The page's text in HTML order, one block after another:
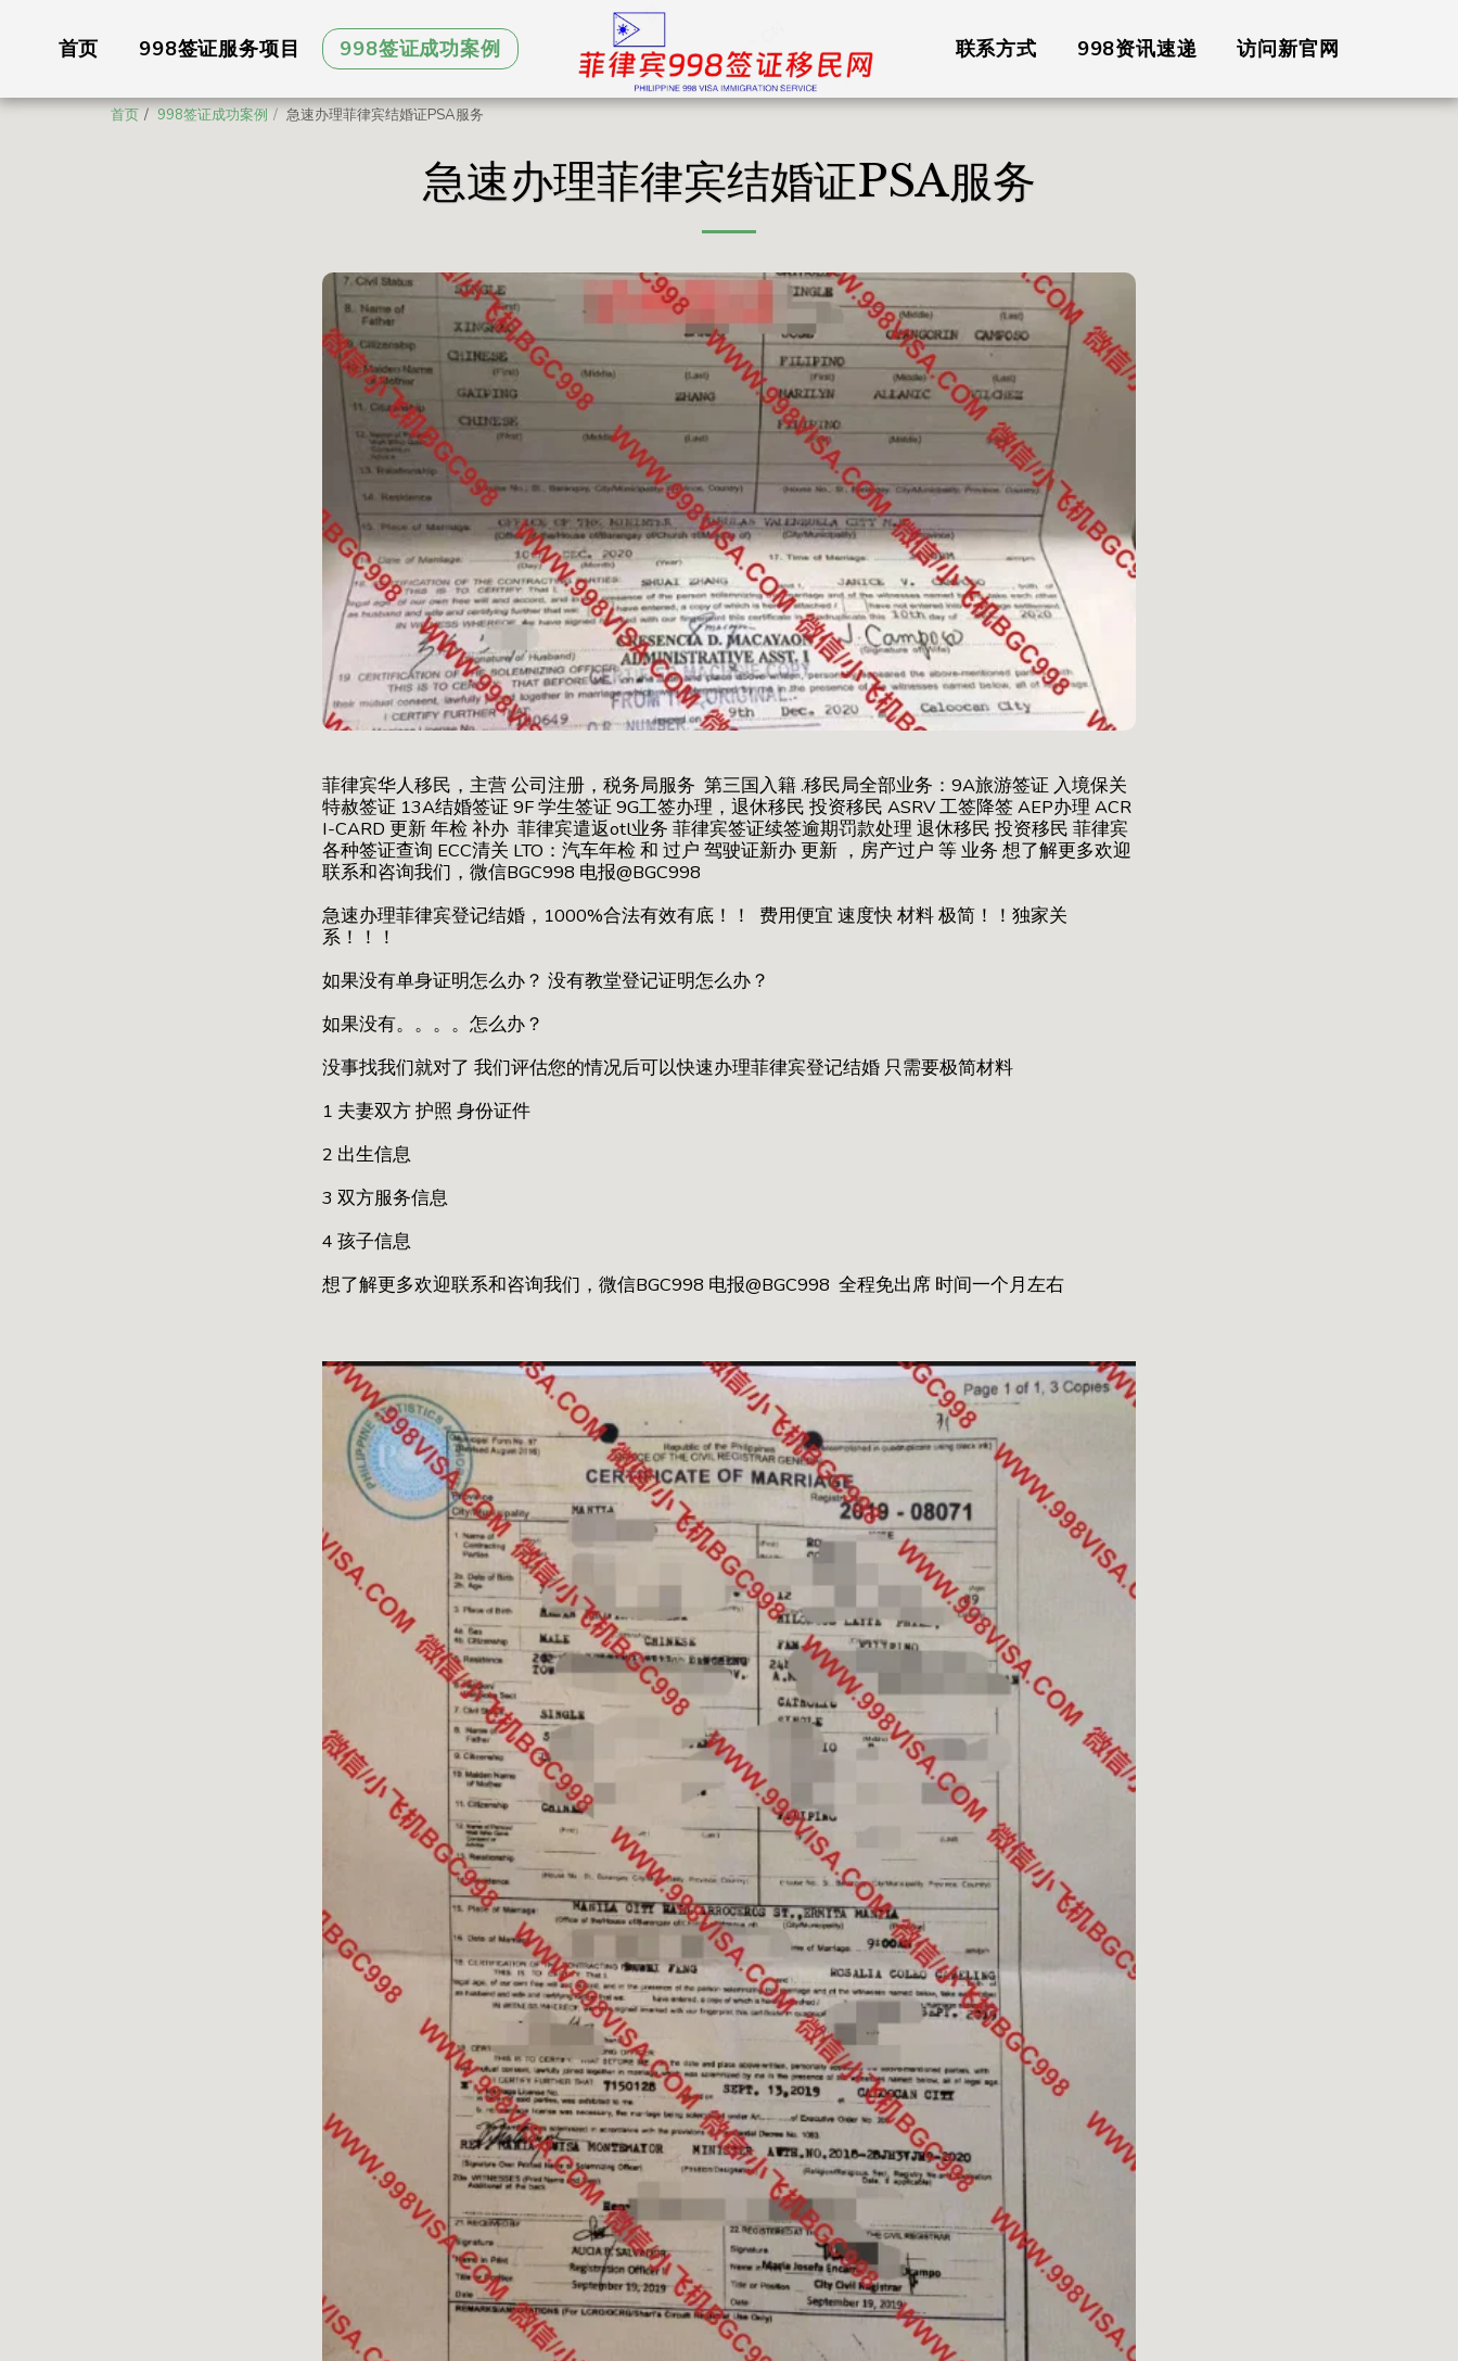
首页 998签证服务项目 998签证成功案例 联系方式 998资讯速递 访问新官网
首页 998签证成功案例 急速办理菲律宾结婚证PSA服务
急速办理菲律宾结婚证PSA服务
菲律宾华人移民，主营 公司注册，税务局服务 第三国入籍 .移民局全部业务：9A旅游签证 入境保关
特赦签证 13A结婚签证 9F 学生签证 9G工签办理，退休移民 投资移民 ASRV 工签降签 AEP办理 ACR
I-CARD 更新 年检 补办 菲律宾遣返otl业务 菲律宾签证续签逾期罚款处理 退休移民 投资移民 菲律宾
各种签证查询 ECC清关 LTO：汽车年检 和 过户 驾驶证新办 更新 ，房产过户 等 业务 想了解更多欢迎
联系和咨询我们，微信BGC998 电报@BGC998
急速办理菲律宾登记结婚，1000%合法有效有底！！ 费用便宜 速度快 材料 极简！！独家关
系！！！
如果没有单身证明怎么办？ 没有教堂登记证明怎么办？
如果没有。。。。怎么办？
没事找我们就对了 我们评估您的情况后可以快速办理菲律宾登记结婚 只需要极简材料
1 夫妻双方 护照 身份证件
2 出生信息
3 双方服务信息
4 孩子信息
想了解更多欢迎联系和咨询我们，微信BGC998 电报@BGC998 全程免出席 时间一个月左右